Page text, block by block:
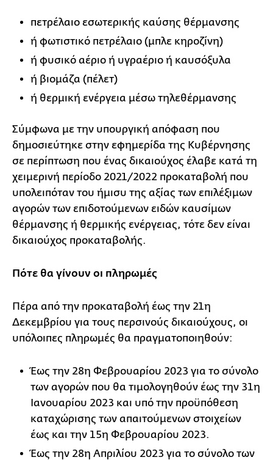
πετρέλαιο εσωτερικής καύσης θέρμανσης
ή φωτιστικό πετρέλαιο (μπλε κηροζίνη)
ή φυσικό αέριο ή υγραέριο ή καυσόξυλα
ή βιομάζα (πέλετ)
ή θερμική ενέργεια μέσω τηλεθέρμανσης
Σύμφωνα με την υπουργική απόφαση που
δημοσιεύτηκε στην εφημερίδα της Κυβέρνησης
σε περίπτωση που ένας δικαιούχος έλαβε κατά τη
χειμερινή περίοδο 2021/2022 προκαταβολή που
υπολειπόταν του ήμισυ της αξίας των επιλέξιμων
αγορών των επιδοτούμενων ειδών καυσίμων
θέρμανσης ή θερμικής ενέργειας, τότε δεν είναι
δικαιούχος προκαταβολής.
Πότε θα γίνουν οι πληρωμές
Πέρα από την προκαταβολή έως την 21η
Δεκεμβρίου για τους περσινούς δικαιούχους, οι
υπόλοιπες πληρωμές θα πραγματοποιηθούν:
Έως την 28η Φεβρουαρίου 2023 για το σύνολο
των αγορών που θα τιμολογηθούν έως την 31η
Ιανουαρίου 2023 και υπό την προϋπόθεση
καταχώρισης των απαιτούμενων στοιχείων
έως και την 15η Φεβρουαρίου 2023.
Έως την 28η Απριλίου 2023 για το σύνολο των